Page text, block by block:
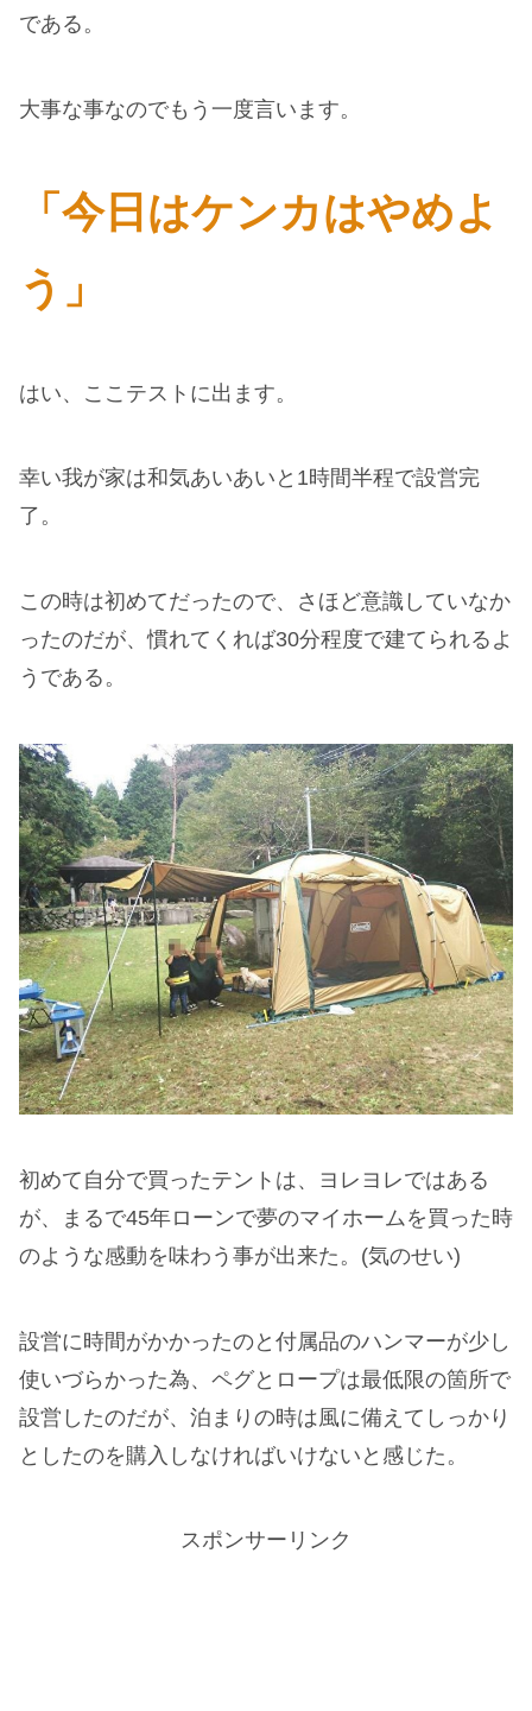
である。
大事な事なのでもう一度言います。
「今日はケンカはやめよ
う」
はい、ここテストに出ます。
幸い我が家は和気あいあいと1時間半程で設営完
了。
この時は初めてだったので、さほど意識していなか
ったのだが、慣れてくれば30分程度で建てられるよ
うである。
初めて自分で買ったテントは、ヨレヨレではある
が、まるで45年ローンで夢のマイホームを買った時
のような感動を味わう事が出来た。(気のせい)
設営に時間がかかったのと付属品のハンマーが少し
使いづらかった為、ペグとロープは最低限の箇所で
設営したのだが、泊まりの時は風に備えてしっかり
としたのを購入しなければいけないと感じた。
スポンサーリンク